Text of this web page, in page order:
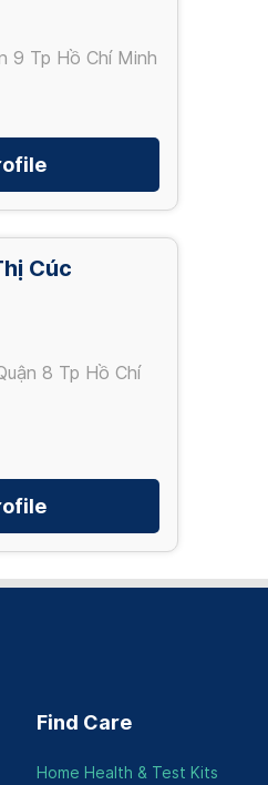
9 Tp Hồ Chí Minh
Cúc
8 Tp Hồ Chí
Find Care
Home Health & Test Kits